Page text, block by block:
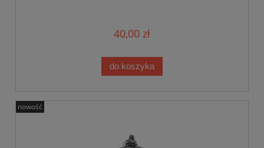
40,00 zł
do koszyka
nowość